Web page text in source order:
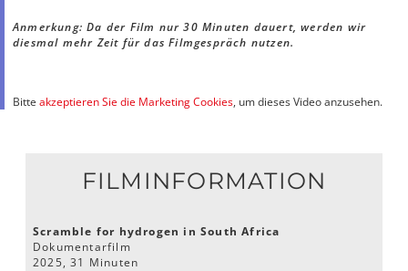
Anmerkung: Da der Film nur 30 Minuten dauert, werden wir
diesmal mehr Zeit für das Filmgespräch nutzen.
Bitte akzeptieren Sie die Marketing Cookies, um dieses Video anzusehen.
FILMINFORMATION
Scramble for hydrogen in South Africa
Dokumentarfilm
2025, 31 Minuten